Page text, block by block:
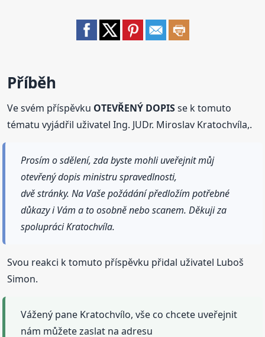
Příběh
Ve svém příspěvku OTEVŘENÝ DOPISse k tomuto
tématu vyjádřil uživatel Ing. JUDr. Miroslav Kratochvíla,.
Prosím o sdělení, zda byste mohli uveřejnit můj
otevřený dopis ministru spravedlnosti,
dvě stránky. Na Vaše požádání předložím potřebné
důkazy i Vám a to osobně nebo scanem. Děkuji za
spolupráci Kratochvíla.
Svou reakci k tomuto příspěvku přidal uživatel Luboš
Simon.
Vážený pane Kratochvílo, vše co chcete uveřejnit
nám můžete zaslat na adresu